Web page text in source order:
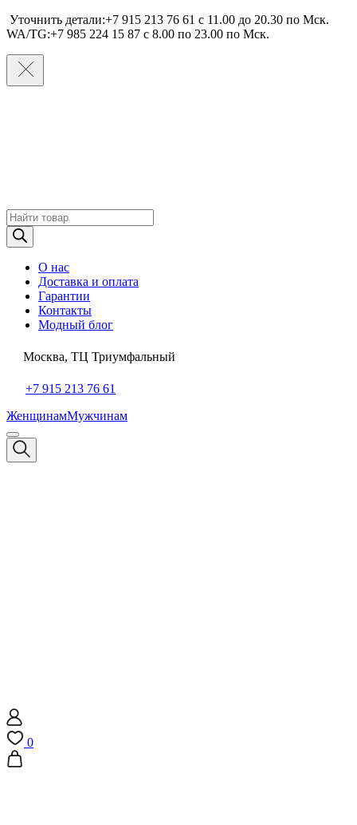
Уточнить детали:+7 915 213 76 61 c 11.00 до 20.30 по Мcк.
WA/TG:+7 985 224 15 87 c 8.00 по 23.00 по Мcк.
Поиск
товаров
О нас
Доставка и оплата
Гарантии
Контакты
Модный блог
Москва, ТЦ Триумфальный
+7 915 213 76 61
ЖенщинамМужчинам
0